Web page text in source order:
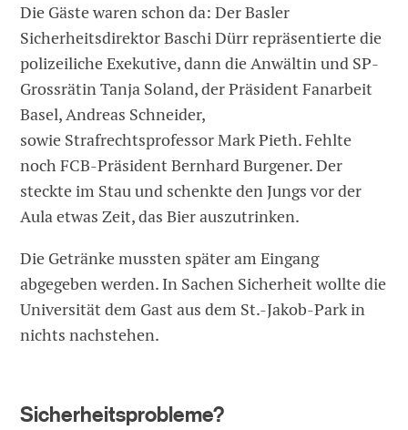
Die Gäste waren schon da: Der Basler
Sicherheitsdirektor Baschi Dürr repräsentierte die
polizeiliche Exekutive, dann die Anwältin und SP-
Grossrätin Tanja Soland, der Präsident Fanarbeit
Basel, Andreas Schneider,
sowie Strafrechtsprofessor Mark Pieth. Fehlte
noch FCB-Präsident Bernhard Burgener. Der
steckte im Stau und schenkte den Jungs vor der
Aula etwas Zeit, das Bier auszutrinken.
Die Getränke mussten später am Eingang
abgegeben werden. In Sachen Sicherheit wollte die
Universität dem Gast aus dem St.-Jakob-Park in
nichts nachstehen.
Sicherheitsprobleme?